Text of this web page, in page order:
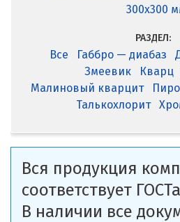
300x300
РАЗДЕЛ:
Все Габбро — диабаз
Змеевик
Кварц
Малиновый кварцит
Талькохлорит
Вся продукция
соответствует
В наличии все